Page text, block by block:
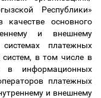
Республики»
основного
и внешнему
платежных
в том числе в
в информационных
платежных
и внешнему